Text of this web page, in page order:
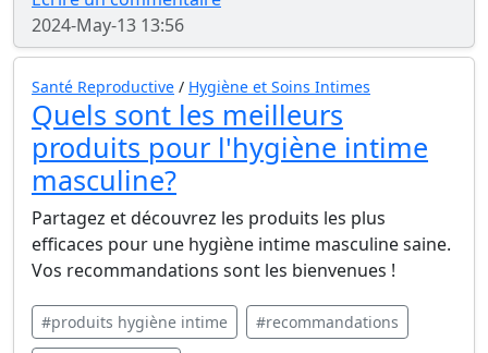
2024-May-13 13:56
Santé Reproductive / Hygiène et Soins Intimes
Quels sont les meilleurs
produits pour l'hygiène intime
masculine?
Partagez et découvrez les produits les plus
efficaces pour une hygiène intime masculine saine.
Vos recommandations sont les bienvenues !
#produits hygiène intime #recommandations